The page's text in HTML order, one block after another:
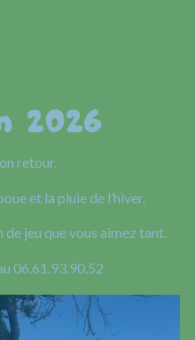
2026
retour.
et la pluie de l’hiver.
jeu que vous aimez tant.
06.61.93.90.52